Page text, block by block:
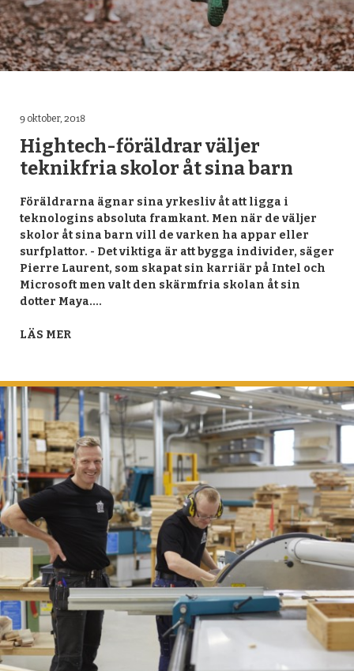
9 oktober, 2018
Hightech-föräldrar väljer
teknikfria skolor åt sina barn
Föräldrarna ägnar sina yrkesliv åt att ligga i
teknologins absoluta framkant. Men när de väljer
skolor åt sina barn vill de varken ha appar eller
surfplattor. - Det viktiga är att bygga individer, säger
Pierre Laurent, som skapat sin karriär på Intel och
Microsoft men valt den skärmfria skolan åt sin
dotter Maya.…
LÄS MER